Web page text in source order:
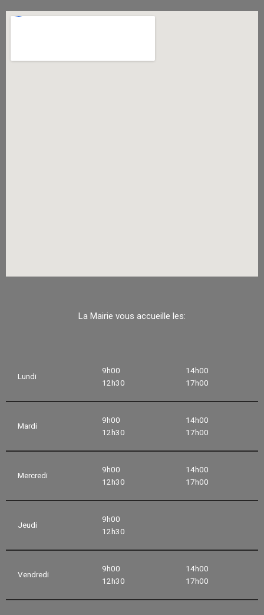
La Mairie vous accueille les:
Lundi
9h00
12h30
14h00
17h00
Mardi
9h00
12h30
14h00
17h00
Mercredi
9h00
12h30
14h00
17h00
Jeudi
9h00
12h30
Vendredi
9h00
12h30
14h00
17h00